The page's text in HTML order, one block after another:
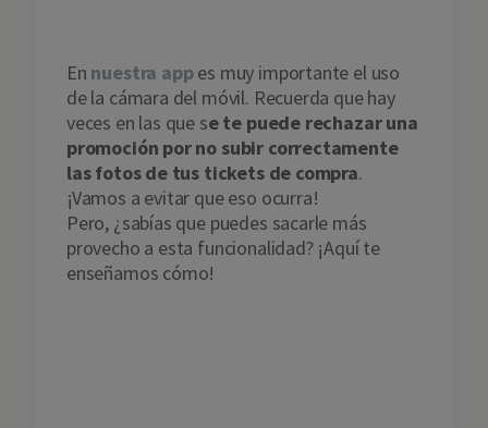
En nuestra appes muy importante el uso
de la cámara del móvil. Recuerda que hay
veces en las que se te puede rechazar una
promoción por no subir correctamente
las fotos de tus tickets de compra.
¡Vamos a evitar que eso ocurra!
Pero, ¿sabías que puedes sacarle más
provecho a esta funcionalidad? ¡Aquí te
enseñamos cómo!